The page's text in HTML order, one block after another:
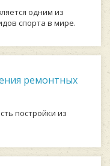
одним из
спорта в мире.
ремонтных
постройки из